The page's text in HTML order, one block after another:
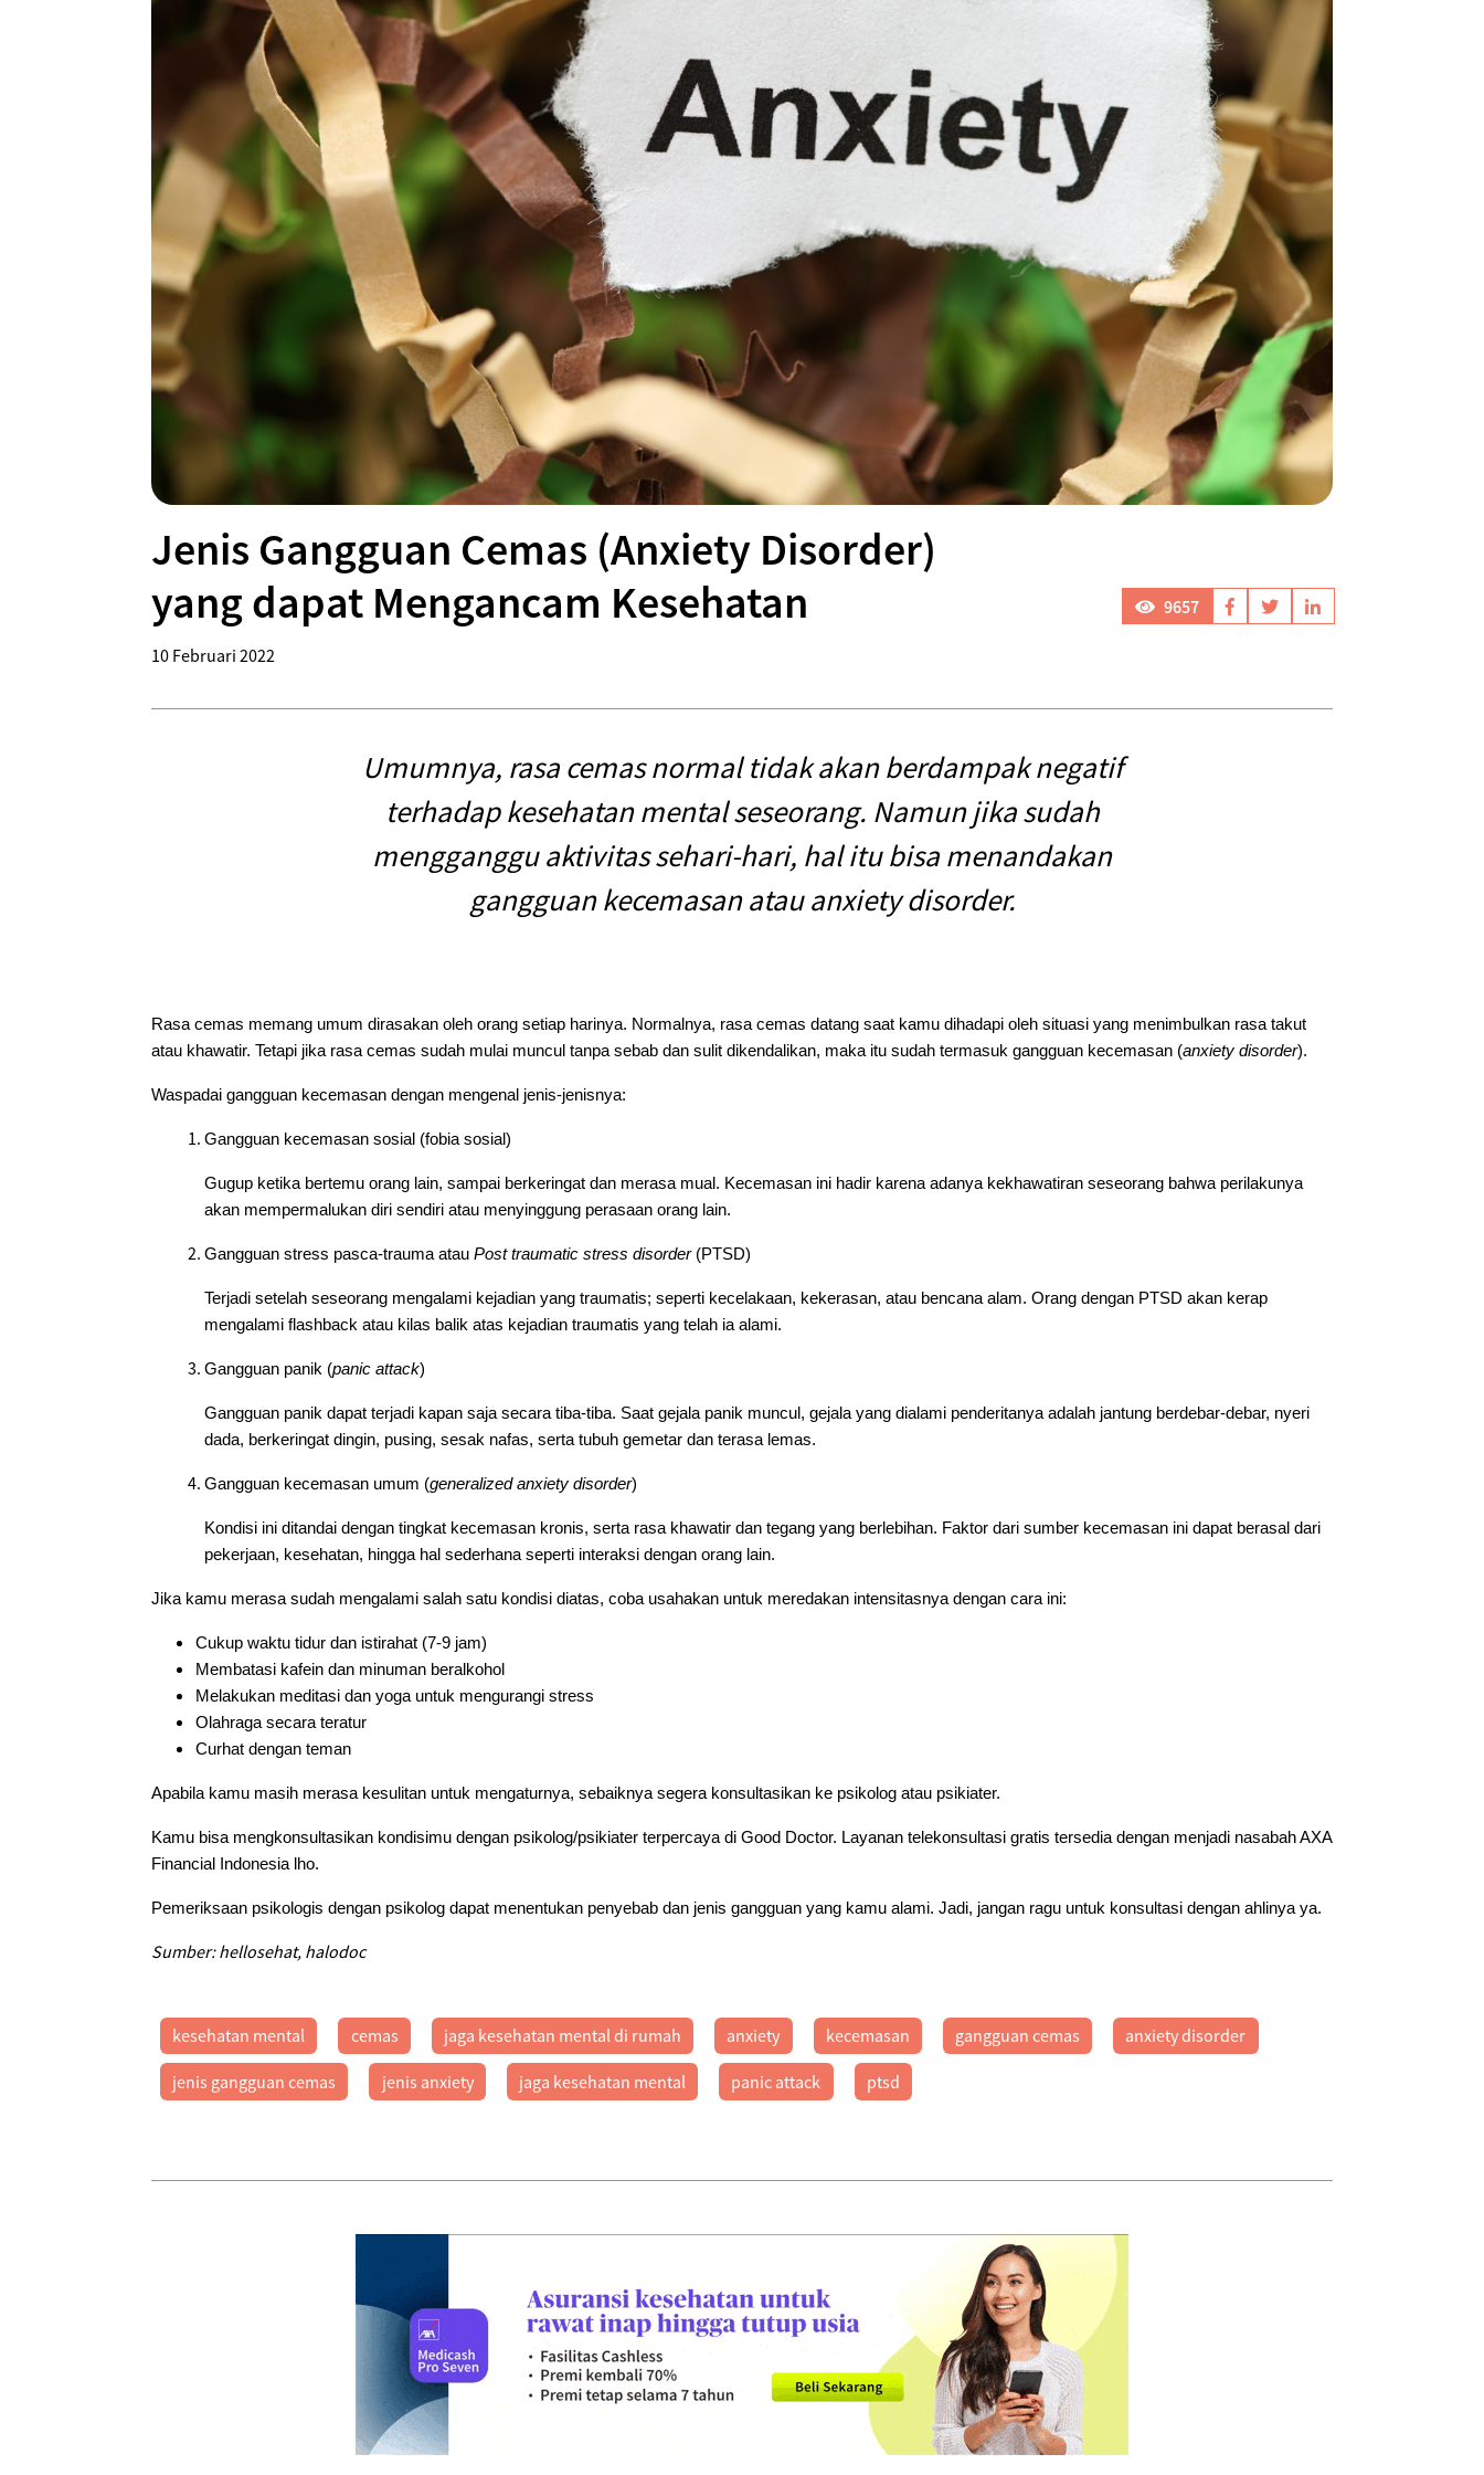
Jenis Gangguan Cemas (Anxiety Disorder)
yang dapat Mengancam Kesehatan
10 Februari 2022
9657
Umumnya, rasa cemas normal tidak akan berdampak negatif
terhadap kesehatan mental seseorang. Namun jika sudah
mengganggu aktivitas sehari-hari, hal itu bisa menandakan
gangguan kecemasan atau anxiety disorder.
Rasa cemas memang umum dirasakan oleh orang setiap harinya. Normalnya, rasa cemas datang saat kamu dihadapi oleh situasi yang menimbulkan rasa takut
atau khawatir. Tetapi jika rasa cemas sudah mulai muncul tanpa sebab dan sulit dikendalikan, maka itu sudah termasuk gangguan kecemasan (anxiety disorder).
Waspadai gangguan kecemasan dengan mengenal jenis-jenisnya:
Gangguan kecemasan sosial (fobia sosial)
Gugup ketika bertemu orang lain, sampai berkeringat dan merasa mual. Kecemasan ini hadir karena adanya kekhawatiran seseorang bahwa perilakunya
akan mempermalukan diri sendiri atau menyinggung perasaan orang lain.
Gangguan stress pasca-trauma atau Post traumatic stress disorder(PTSD)
Terjadi setelah seseorang mengalami kejadian yang traumatis; seperti kecelakaan, kekerasan, atau bencana alam. Orang dengan PTSD akan kerap
mengalami flashback atau kilas balik atas kejadian traumatis yang telah ia alami.
Gangguan panik (panic attack)
Gangguan panik dapat terjadi kapan saja secara tiba-tiba. Saat gejala panik muncul, gejala yang dialami penderitanya adalah jantung berdebar-debar, nyeri
dada, berkeringat dingin, pusing, sesak nafas, serta tubuh gemetar dan terasa lemas.
Gangguan kecemasan umum (generalized anxiety disorder)
Kondisi ini ditandai dengan tingkat kecemasan kronis, serta rasa khawatir dan tegang yang berlebihan. Faktor dari sumber kecemasan ini dapat berasal dari
pekerjaan, kesehatan, hingga hal sederhana seperti interaksi dengan orang lain.
Jika kamu merasa sudah mengalami salah satu kondisi diatas, coba usahakan untuk meredakan intensitasnya dengan cara ini:
Cukup waktu tidur dan istirahat (7-9 jam)
Membatasi kafein dan minuman beralkohol
Melakukan meditasi dan yoga untuk mengurangi stress
Olahraga secara teratur
Curhat dengan teman
Apabila kamu masih merasa kesulitan untuk mengaturnya, sebaiknya segera konsultasikan ke psikolog atau psikiater.
Kamu bisa mengkonsultasikan kondisimu dengan psikolog/psikiater terpercaya di Good Doctor. Layanan telekonsultasi gratis tersedia dengan menjadi nasabah AXA
Financial Indonesia lho.
Pemeriksaan psikologis dengan psikolog dapat menentukan penyebab dan jenis gangguan yang kamu alami. Jadi, jangan ragu untuk konsultasi dengan ahlinya ya.
Sumber: hellosehat, halodoc
kesehatan mental cemas jaga kesehatan mental di rumah anxiety kecemasan gangguan cemas anxiety disorder
jenis gangguan cemas jenis anxiety jaga kesehatan mental panic attack ptsd